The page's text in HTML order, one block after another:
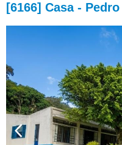
[6166] Casa -